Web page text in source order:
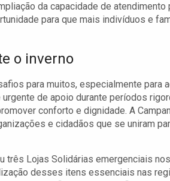
da capacidade de
para que mais indivíduos e
o inverno
para muitos, especialmente para
de apoio durante períodos
conforto e dignidade. A
e cidadãos que se uniram
três Lojas Solidárias emergenciais
desses itens essenciais nas